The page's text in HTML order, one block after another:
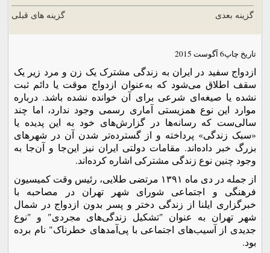
گزینه های قبلی گزینه بعدی
تاریخ چاپ6 آگوست 2015
ازدواج سفید در ایران به زندگی مشترک یک زن و مرد زیر یک
سقف اطلاق می‌شود که به‌عنوان ازدواج موقت یا دائم ثبت
نشده یا صیغه‌ای شرعی برای آن خوانده نشده باشد. درباره
موارد این نوع همزیستی آماری رسمی وجود ندارد، اما چند
سالی‌ست که رسانه‌ها در گزارش‌های خود به این پدیده یا
«سبک زندگی» پرداخته و از گسترده‌تر شدن آن در شهرهای
بزرگ خبر داده‌اند. مقامات دولتی ایران نیز این‌جا و آن‌جا به
وجود چنین نوع زندگی مشترکی اشاره کرده‌اند.
از جمله در دی ماه ۱۳۹۱ مرتضی طلایی، رئیس وقت کمیسیون
فرهنگی و اجتماعی شورای شهر تهران در مصاحبه با
خبرگزاری ایلنا از زندگی دختر و پسر بدون ازدواج در شمال
شهر تهران به عنوان "تشکیل زندگی‌های مجردی" و "نوع
جدیدی از آسیب‌های اجتماعی با پی‌آمدهای خطرناک" نام برده
بود.